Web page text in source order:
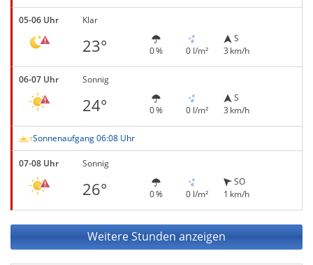
05-06 Uhr Klar
23° 0 % 0 l/m²
S
3 km/h
06-07 Uhr Sonnig
24° 0 % 0 l/m²
S
3 km/h
Sonnenaufgang 06:08 Uhr
07-08 Uhr Sonnig
26° 0 % 0 l/m²
SO
1 km/h
Weitere Stunden anzeigen